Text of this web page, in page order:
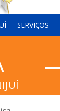
SERVIÇOS